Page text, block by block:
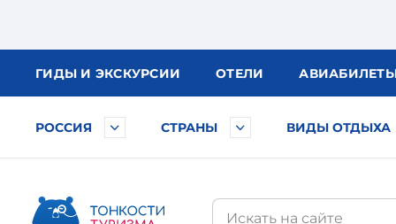
ГИДЫ И ЭКСКУРСИИ ОТЕЛИ АВИА
РОССИЯ СТРАНЫ ВИДЫ ОТДЫХА